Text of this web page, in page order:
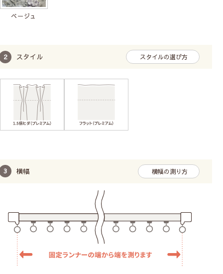
ベージュ
スタイル スタイルの選び方
横幅 横幅の測り方